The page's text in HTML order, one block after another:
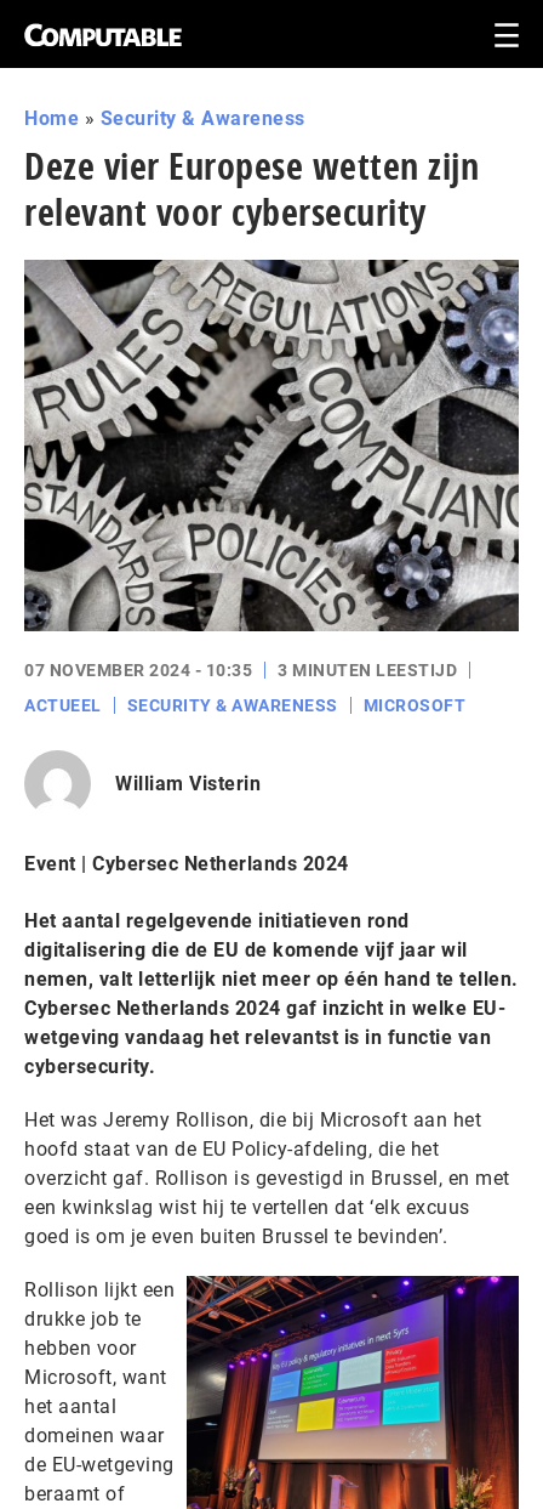
Home » Security & Awareness
Deze vier Europese wetten zijn
relevant voor cybersecurity
07 NOVEMBER 2024 - 10:35
3 MINUTEN LEESTIJD
ACTUEEL
SECURITY & AWARENESS MICROSOFT
William Visterin
Event | Cybersec Netherlands 2024
Het aantal regelgevende initiatieven rond
digitalisering die de EU de komende vijf jaar wil
nemen, valt letterlijk niet meer op één hand te tellen.
Cybersec Netherlands 2024 gaf inzicht in welke EU-
wetgeving vandaag het relevantst is in functie van
cybersecurity.
Het was Jeremy Rollison, die bij Microsoft aan het
hoofd staat van de EU Policy-afdeling, die het
overzicht gaf. Rollison is gevestigd in Brussel, en met
een kwinkslag wist hij te vertellen dat ‘elk excuus
goed is om je even buiten Brussel te bevinden’.
Rollison lijkt een
drukke job te
hebben voor
Microsoft, want
het aantal
domeinen waar
de EU-wetgeving
beraamt of